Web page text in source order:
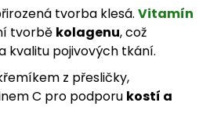
tvorba klesá. Vitamín
tvorbě kolagenu, což
kvalitu pojivových tkání.
z přesličky,
C pro podporu kostí a